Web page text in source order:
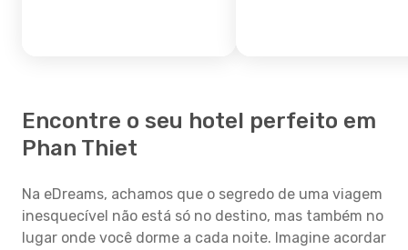
Encontre o seu hotel perfeito em
Phan Thiet
Na eDreams, achamos que o segredo de uma viagem
inesquecível não está só no destino, mas também no
lugar onde você dorme a cada noite. Imagine acordar